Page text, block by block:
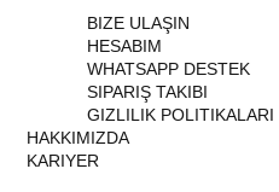
BIZE ULAŞIN
HESABIM
WHATSAPP DESTEK
SIPARIŞ TAKIBI
GIZLILIK POLITIKALARI
HAKKIMIZDA
KARIYER